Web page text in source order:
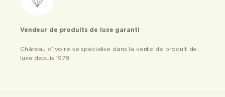
Vendeur de produits de luxe garanti
Château d’ivoire se spécialise dans la vente de produit de
luxe depuis 1978